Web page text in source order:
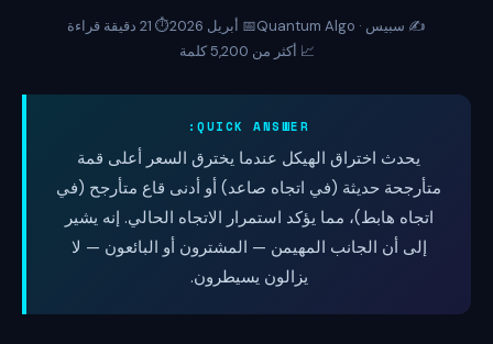
✍️ سبيس · Quantum Algo 📅 أبريل 2026
⏱️ 21 دقيقة قراءة
📈 أكثر من 5,200 كلمة
QUICK ANSWER:
يحدث اختراق الهيكل عندما يخترق السعر أعلى قمة
متأرجحة حديثة (في اتجاه صاعد) أو أدنى قاع متأرجح (في
اتجاه هابط)، مما يؤكد استمرار الاتجاه الحالي. إنه يشير
إلى أن الجانب المهيمن — المشترون أو البائعون — لا
يزالون يسيطرون.